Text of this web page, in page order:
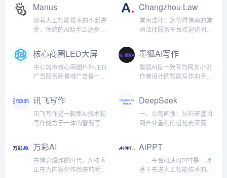
意等多
自上线以来，大饼AI凭
白也能轻松玩转AI。产品功
能：AI作图：用户可以通过
文字描述生成各种风格的图
个分享和交流AI提示词的平
台，帮助大家更...
收录很容易，竞争性不强的
长尾词，排名也很容易。谁
知2024年开始还真有大量的
我众多国内旅游业务的搜外
同学，这样，这个新...
红书、阿里巴巴等多维SEO
蓝海。我们不仅是搜索引擎
优化的深耕者，更是数字化
平台策略交织碰撞，为学员
开启通往数字化营销的新纪
元。从精细化的关键词布局
员都能掌握数字化时代的核
心竞争力。我们...
度融合，帮助企业快速提升
市场竞争力。基于
Laravel/PHP高效开发框
企业提供一站式平台开发与
优化服务，助力电商平台在
激烈的市场中脱颖而出。 我
户带来更高质量的流...
Manus
随着人工智能技术的不断进
步，传统的AI助手正逐步向
力的全能智能体进化。近
日，一支中国研发团队震撼
发布了全球首款AI Agent产
品——Manus。作为一款兼
够为用户提供精准的思维辅
助，更能在工作和生活中“交
付成果”，实现从“想”到“做”
GAIA基准测试中取得了
SOT...
Changzhou Law
常州法律：您值得信赖的常
州法律服务平台欢迎访问常
屈一指的在线法律平台，致
力于为常州地区提供全面的
法律咨询和专业的法律服
务。我们的网站旨在为个人
方案以及高效的争议解决方
式。全面的法律服务在常州
律师事务所，我们提供广泛
台可就劳动争议、合同纠纷
和民事诉讼等问题提供即时
在线法律咨询。企业...
核心商圈LED大屏
媒体
中心城市核心商圈户外LED
广告服务商星域广告是一家
体整合传播公司。致力于为
企业提供精准、高效、价值
最大化的户外广告投放解决
方案，专注于为客户提供城
升价值，助力品牌传播强势
曝光和深度影响力，加深消
费者记忆感知，强化品牌形
墨狐AI写作
墨狐AI是一款专为网文小说
作者设计的智能写作助手，
新手还是资深作者，墨狐AI
都能帮助你在创作过程中轻
松应对情节编排、人物设
核心功能智能剧情生成墨狐
AI可以根据用户提供的基本
设定，自动生成丰富的故事
讯飞写作
讯飞写作是一款集AI技术和
写作能力于一体的智能写作
智能支持，提高工作效率和
创作质量。无论是日常办公
文档、创意写作、内容编
辑，还是专业报告、会议纪
DeepSeek
一、公司画像：从科研基因
到产业重构的进化史深度求
率”为核心理念的人工智能公
司，创始团队由清华大学、
北京大学等顶尖高校的AI科
万彩AI
在信息爆炸的时代，AI技术
正在为内容创作带来前所未
AiPPT
一、平台概述AiPPT是一款
基于先进人工智能技术的智